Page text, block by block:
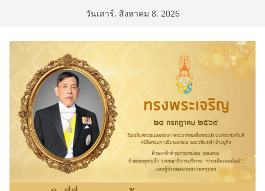
content
วันเสาร์, สิงหาคม 8, 2026